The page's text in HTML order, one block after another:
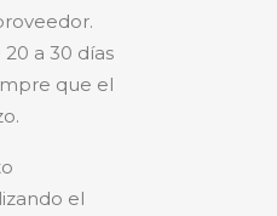
a 30 días
que el
el